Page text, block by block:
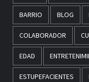
BARRIO BLOG
COLABORADOR
EDAD
ESTUPEFACIENTES